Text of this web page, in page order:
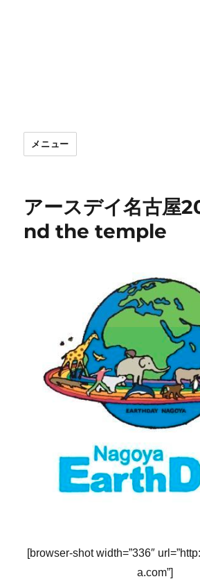
メニュー
アースデイ名古屋
nd the temple
[browser-shot width=”336″
a.com”]